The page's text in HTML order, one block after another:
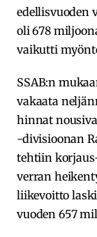
edellisvuoden
oli 678
vaikutti
SSAB:n
vakaata
hinnat
-divisioonan
tehtiin
verran
liikevoitto
vuoden 657